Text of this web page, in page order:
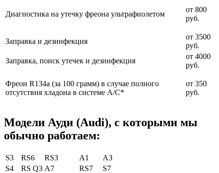
Диагностика на утечку фреона ультрафиолетом
от 800
руб.
Заправка и дезинфекция
от 3500
руб.
Заправка, поиск утечек и дезинфекция
от 4000
руб.
Фреон R134a (за 100 грамм) в случае полного
отсутствия хладона в системе A/C*
от 350
руб.
Модели Ауди (Audi), с которыми мы
обычно работаем:
S3 RS6 RS3 A1
A3
S4
RS Q3 A7 RS7
S7